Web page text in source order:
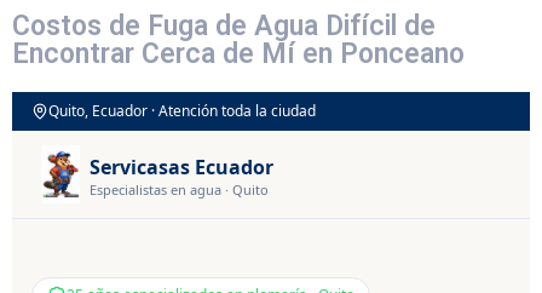
Costos de Fuga de Agua Difícil de
Encontrar Cerca de Mí en Ponceano